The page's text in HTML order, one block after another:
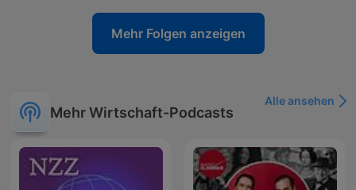
Mehr Folgen anzeigen
Mehr Wirtschaft-Podcasts
Alle ansehen